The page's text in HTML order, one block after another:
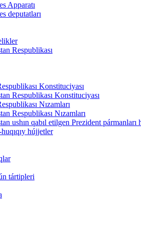
Apparatı
deputatları
Respublikası
Konstituciyası
Respublikası Konstituciyası
Nızamları
Respublikası Nızamları
ushın qabıl etilgen Prezident pármanları
hújjetler
tártipleri